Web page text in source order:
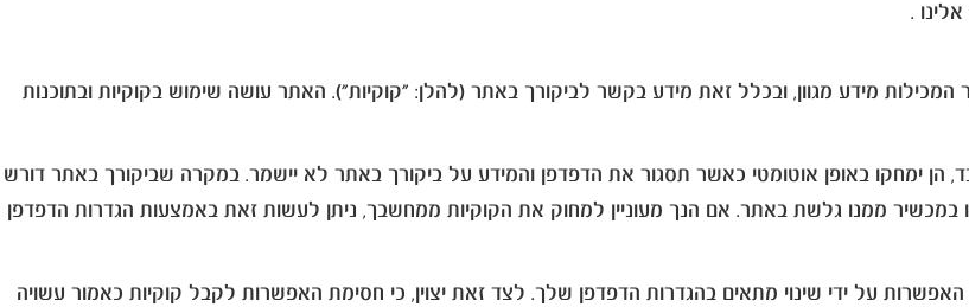
.
מידע מגוון, ובכלל זאת מידע בקשר לביקורך באתר (להלן: "קוקיות"). האתר עושה שימוש בקוקיות ובתוכנות
הן ימחקו באופן אוטומטי כאשר תסגור את הדפדפן והמידע על ביקורך באתר לא יישמר. במקרה שביקורך באתר דורש
ממנו גלשת באתר. אם הנך מעוניין למחוק את הקוקיות ממחשבך, ניתן לעשות זאת באמצעות הגדרות הדפדפן
על ידי שינוי מתאים בהגדרות הדפדפן שלך. לצד זאת יצוין, כי חסימת האפשרות לקבל קוקיות כאמור עשויה